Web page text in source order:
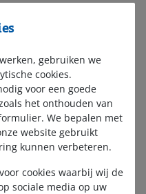
gebruiken we
cookies.
voor een goede
het onthouden van
We bepalen met
website gebruikt
kunnen verbeteren.
cookies waarbij wij de
sociale media op uw